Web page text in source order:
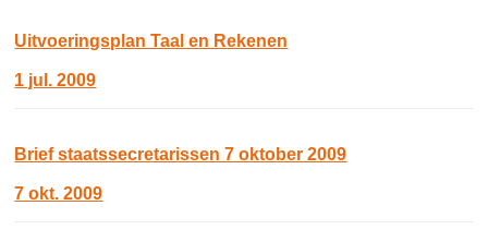
Uitvoeringsplan Taal en Rekenen
1 jul. 2009
Brief staatssecretarissen 7 oktober 2009
7 okt. 2009